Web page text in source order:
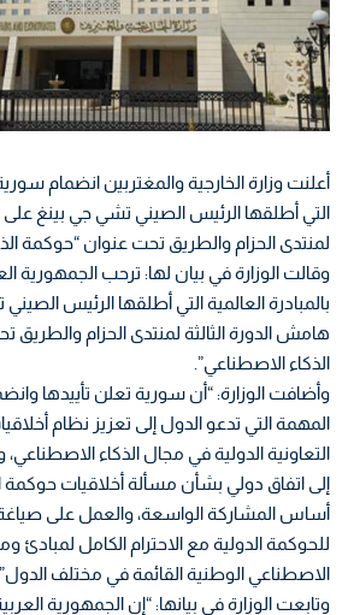
أعلنت وزارة الخارجية والمغتربين انضمام سورية
التي أطلقها الرئيس الصيني تشي جي بينغ على
لمنتدى الحزام والطريق تحت عنوان “حوكمة
وقالت الوزارة في بيان لها: ترحب الجمهورية
بالمبادرة العالمية التي أطلقها الرئيس
هامش الدورة الثالثة لمنتدى الحزام
الذكاء الاصطناعي”.
وأضافت الوزارة: “أن سورية تعلن تأييدها
المهمة التي تدعو الدول إلى تعزيز نظام
التعاونية الدولية في مجال الذكاء الاصطناعي،
إلى اتفاق دولي بشأن مسألة أخلاقيات حوكمة
أساس المشاركة الواسعة، والعمل على صياغة
للحوكمة الدولية مع الاحترام الكامل لمبادئ
الاصطناعي الوطنية القائمة في مختلف الدول”.
وتابعت الوزارة في بيانها: “إن الجمهورية